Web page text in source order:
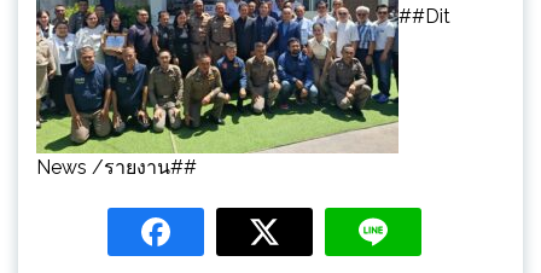
##Dit
News /รายงาน##